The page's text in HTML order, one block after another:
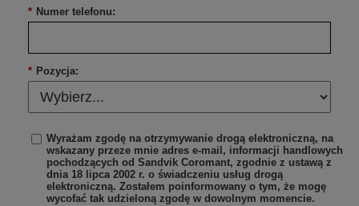
* Numer telefonu:
* Pozycja:
Wyrażam zgodę na otrzymywanie drogą elektroniczną, na
wskazany przeze mnie adres e-mail, informacji handlowych
pochodzących od Sandvik Coromant, zgodnie z ustawą z
dnia 18 lipca 2002 r. o świadczeniu usług drogą
elektroniczną. Zostałem poinformowany o tym, że mogę
wycofać tak udzieloną zgodę w dowolnym momencie.